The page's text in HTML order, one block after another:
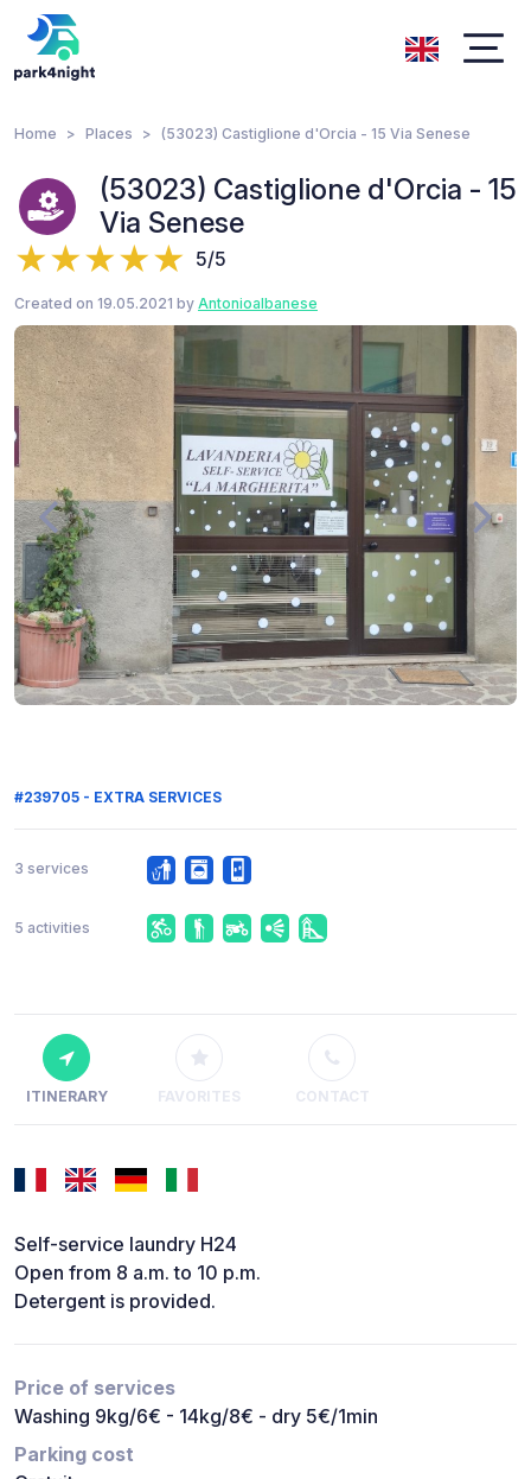
Home Places (53023) Castiglione d'Orcia - 15 Via Senese
(53023) Castiglione d'Orcia - 15
Via Senese
5/5
Created on 19.05.2021 by Antonioalbanese
#239705 - EXTRA SERVICES
3 services
5 activities
ITINERARY FAVORITES CONTACT
Self-service laundry H24
Open from 8 a.m. to 10 p.m.
Detergent is provided.
Price of services
Washing 9kg/6€ - 14kg/8€ - dry 5€/1min
Parking cost